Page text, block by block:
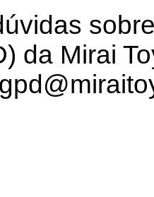
da Mirai